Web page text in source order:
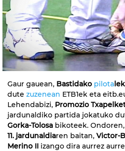
Gaur gauean, Bastidako pilota
dute zuzenean ETB1ek eta
Lehendabizi, Promozio
jardunaldiko partida jokatuko
Gorka-Tolosa bikoteek. Ondoren,
11. jardunaldiaren baitan, Victor-
Merino II izango dira aurrez